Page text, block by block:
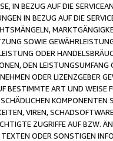
IN BEZUG AUF DIE
IN BEZUG AUF DIE
SOWIE
ODER
DEN
ODER LIZENZGEBER
BESTIMMTE ART UND
SCHÄDLICHEN
VIREN,
ZUGRIFFE AUF BZW.
ODER SONSTIGEN